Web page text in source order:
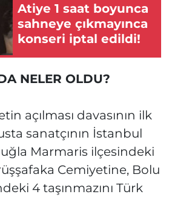
Atiye 1 saat boyunca
sahneye çıkmayınca
konseri iptal edildi!
NELER OLDU?
açılması davasının ilk
sanatçının İstanbul
Marmaris ilçesindeki
Cemiyetine, Bolu
4 taşınmazını Türk